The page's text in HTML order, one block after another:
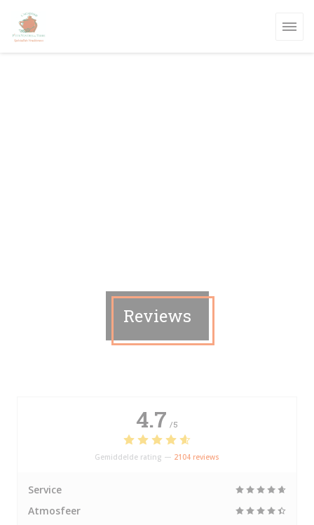
Reviews
4.7 /5
Gemiddelde rating — 2104 reviews
Service
Atmosfeer